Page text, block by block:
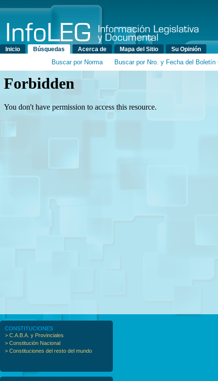
Menú principal
Inicio Búsquedas Acerca de Mapa del Sitio Su Opinión
Buscar por Norma Buscar por Nro. y Fecha del Boletín
CONSTITUCIONES
> C.A.B.A. y Provinciales
> Constitución Nacional
> Constituciones del resto del mundo